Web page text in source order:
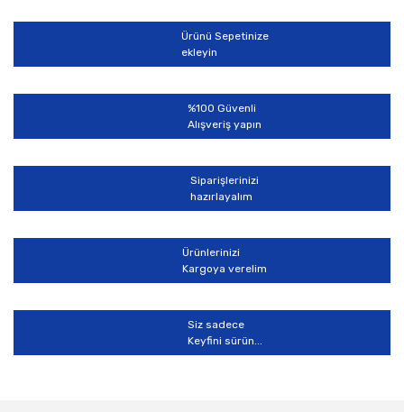
Ürünü Sepetinize
ekleyin
%100 Güvenli
Alışveriş yapın
Siparişlerinizi
hazırlayalım
Ürünlerinizi
Kargoya verelim
Siz sadece
Keyfini sürün...